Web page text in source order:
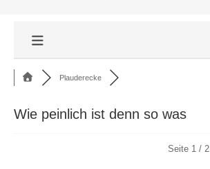
Plauderecke
Wie peinlich ist denn so was
Seite 1 / 2